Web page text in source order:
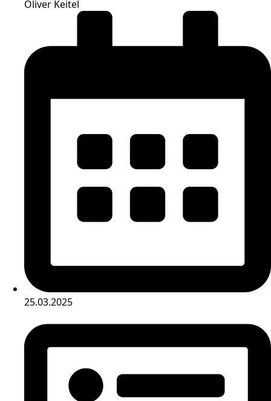
Oliver Keitel
25.03.2025